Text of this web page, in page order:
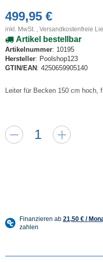
499,95 €
inkl. MwSt. , Versandkostenfreie
Artikel bestellbar
Artikelnummer: 10195
Hersteller: Poolshop123
GTIN/EAN : 4250659905140
Leiter für Becken 150 cm hoch,